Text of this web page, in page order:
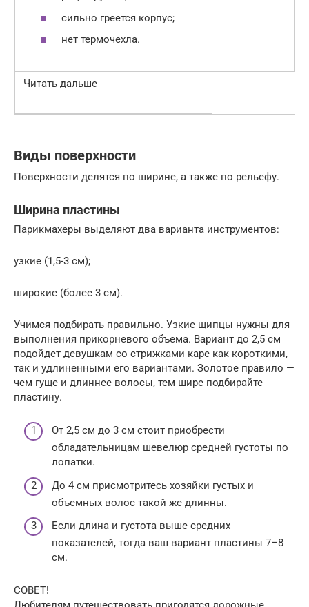
сильно греется корпус;
нет термочехла.
Читать дальше
Виды поверхности
Поверхности делятся по ширине, а также по рельефу.
Ширина пластины
Парикмахеры выделяют два варианта инструментов:
узкие (1,5-3 см);
широкие (более 3 см).
Учимся подбирать правильно. Узкие щипцы нужны для
выполнения прикорневого объема. Вариант до 2,5 см
подойдет девушкам со стрижками каре как короткими,
так и удлиненными его вариантами. Золотое правило —
чем гуще и длиннее волосы, тем шире подбирайте
пластину.
От 2,5 см до 3 см стоит приобрести
обладательницам шевелюр средней густоты по
лопатки.
До 4 см присмотритесь хозяйки густых и
объемных волос такой же длинны.
Если длина и густота выше средних
показателей, тогда ваш вариант пластины 7–8
см.
СОВЕТ!